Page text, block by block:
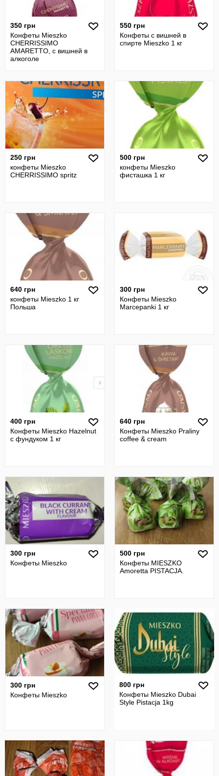
350 грн
Конфеты Mieszko
CHERRISSIMO
AMARETTO, с вишней в
алкоголе
550 грн
Конфеты с вишней в
спирте Mieszko 1 кг
250 грн
конфеты Mieszko
CHERRISSIMO spritz
500 грн
конфеты Mieszko
фисташка 1 кг
640 грн
конфеты Mieszko 1 кг
Польша
300 грн
Конфеты Mieszko
Marcepanki 1 кг
400 грн
Конфеты Mieszko Hazelnut
с фундуком 1 кг
640 грн
Конфеты Mieszko Praliny
coffee & cream
300 грн
Конфеты Mieszko
500 грн
Конфеты MIESZKO
Amoretta PISTACJA.
300 грн
Конфеты Mieszko
800 грн
Конфеты Mieszko Dubai
Style Pistacja 1kg